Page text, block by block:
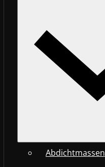
Abdichtmassen